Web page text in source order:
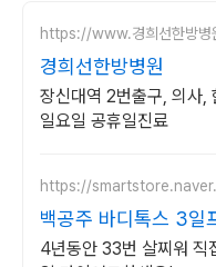
https://www.경희선한방병
경희선한방병원
장신대역 2번출구, 의사,
일요일 공휴일진료
https://
백공주 바디톡스 3일
4년동안 33번 살찌워 직